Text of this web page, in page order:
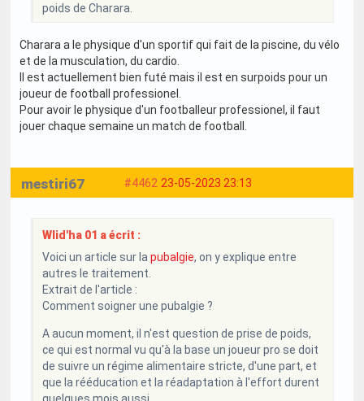
poids de Charara.
Charara a le physique d'un sportif qui fait de la piscine, du vélo
et de la musculation, du cardio.
Il est actuellement bien futé mais il est en surpoids pour un
joueur de football professionel.
Pour avoir le physique d'un footballeur professionel, il faut
jouer chaque semaine un match de football.
#4462 23-05-2023 23:13
mestiri67
Wlid'ha 01 a écrit :
Voici un article sur lapubalgie, on y explique entre
autres le traitement.
Extrait de l'article :
Comment soigner une pubalgie ?
A aucun moment, il n'est question de prise de poids,
ce qui est normal vu qu'à la base un joueur pro se doit
de suivre un régime alimentaire stricte, d'une part, et
que la rééducation et la réadaptation à l'effort durent